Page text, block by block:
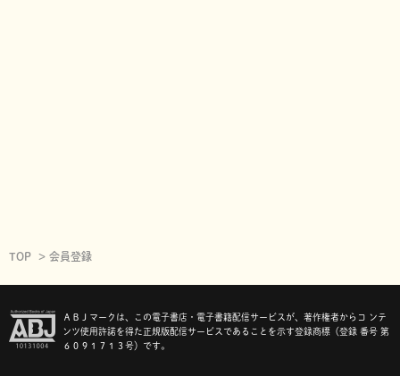
TOP 会員登録
ＡＢＪマークは、この電子書店・電子書籍配信サービスが、著作権者からコ ンテ
ンツ使用許諾を得た正規版配信サービスであることを示す登録商標（登録 番号 第
６０９１７１３号）です。